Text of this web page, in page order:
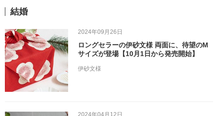
結婚
2024年09月26日
ロングセラーの伊砂文様 両面に、待望のM
サイズが登場【10月1日から発売開始】
伊砂文様
2024年04月12日
イベント・キャンペーン
新商品
メディア情報
その他
エコバッグ
おしゃれコーデバッグ
収納にもなるバッグ
箱を包む
お酒を包む
一番人気「花包み」
簡単「バッグアレンジ」
ファッション
インテリア
アウトドア
雨の日
卒業・入学
退職・異動
結婚
出産